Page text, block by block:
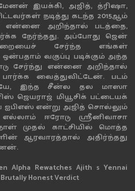
இயக்கி, அஜித், த்ரிஷா,
நடித்து கடந்த 2015ஆம்
அறிந்தால் படத்தை,
நேர்ந்தது. அப்போது ஜென்
சேர்ந்த எங்கள்
வகுப்பு படிக்கும் அந்த
சேர்ந்து என்னை அறிந்தால்
வைத்துவிட்டேன். படம்
இந்த சீன்ல தல மாஸா
ஜெயராஜ் மியூசிக் பட்டையக்
ஐபிஎஸ் என்று அஜித் சொல்லும்
எல்லாம் ஈரோடு ஸ்ரீனிவாசா
முதல் காட்சியில் மொத்த
ஆரவாரத்தால் அதிர்ந்தது